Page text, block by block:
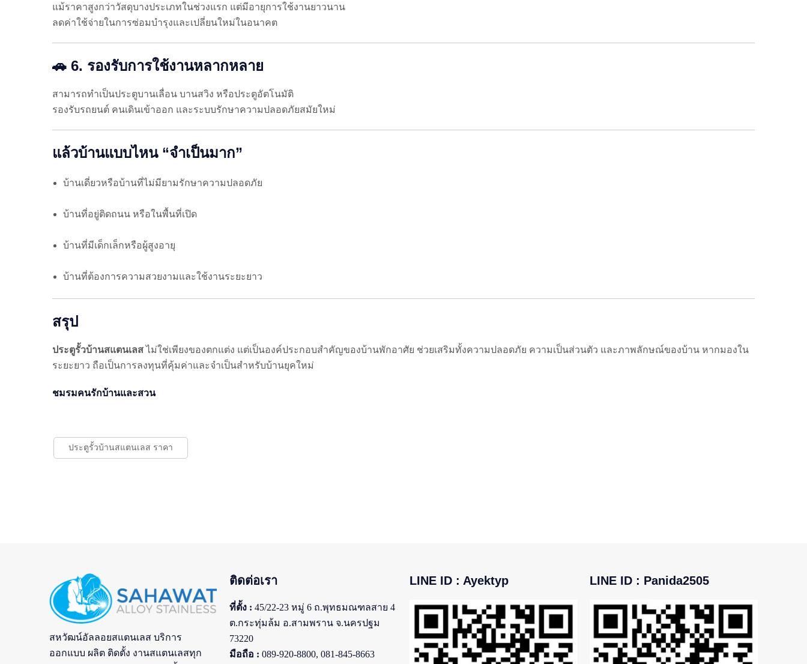
แม้ราคาสูงกว่าวัสดุบางประเภทในช่วงแรก แต่มีอายุการใช้งานยาวนาน
ลดค่าใช้จ่ายในการซ่อมบำรุงและเปลี่ยนใหม่ในอนาคต
🚗 6. รองรับการใช้งานหลากหลาย
สามารถทำเป็นประตูบานเลื่อน บานสวิง หรือประตูอัตโนมัติ
รองรับรถยนต์ คนเดินเข้าออก และระบบรักษาความปลอดภัยสมัยใหม่
แล้วบ้านแบบไหน “จำเป็นมาก”
บ้านเดี่ยวหรือบ้านที่ไม่มียามรักษาความปลอดภัย
บ้านที่อยู่ติดถนน หรือในพื้นที่เปิด
บ้านที่มีเด็กเล็กหรือผู้สูงอายุ
บ้านที่ต้องการความสวยงามและใช้งานระยะยาว
สรุป
ประตูรั้วบ้านสแตนเลสไม่ใช่เพียงของตกแต่ง แต่เป็นองค์ประกอบสำคัญของบ้านพักอาศัย ช่วยเสริมทั้งความปลอดภัย ความเป็นส่วนตัว และภาพลักษณ์ของบ้าน หากมองใน
ระยะยาว ถือเป็นการลงทุนที่คุ้มค่าและจำเป็นสำหรับบ้านยุคใหม่
ชมรมคนรักบ้านและสวน
ประตูรั้วบ้านสแตนเลส ราคา
สหวัฒน์อัลลอยสแตนเลส บริการ
ออกแบบ ผลิต ติดตั้ง งานสแตนเลสทุก
ติดต่อเรา
ที่ตั้ง : 45/22-23 หมู่ 6 ถ.พุทธมณฑลสาย 4
ต.กระทุ่มล้ม อ.สามพราน จ.นครปฐม
73220
มือถือ : 089-920-8800, 081-845-8663
LINE ID : Ayektyp LINE ID : Panida2505